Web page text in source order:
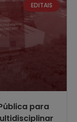
EDITAIS
para